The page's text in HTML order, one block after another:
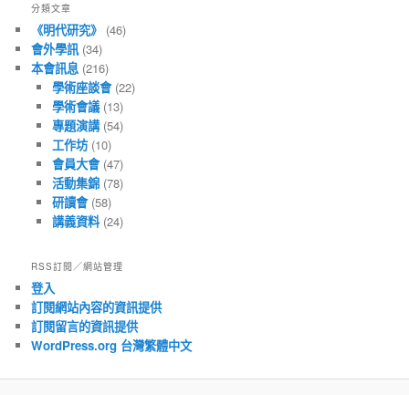
章
分類文章
《明代研究》 (46)
會外學訊 (34)
本會訊息 (216)
學術座談會(22)
學術會議(13)
專題演講(54)
工作坊(10)
會員大會(47)
活動集錦(78)
研讀會(58)
講義資料(24)
RSS訂閱／網站管理
登入
訂閱網站內容的資訊提供
訂閱留言的資訊提供
WordPress.org 台灣繁體中文